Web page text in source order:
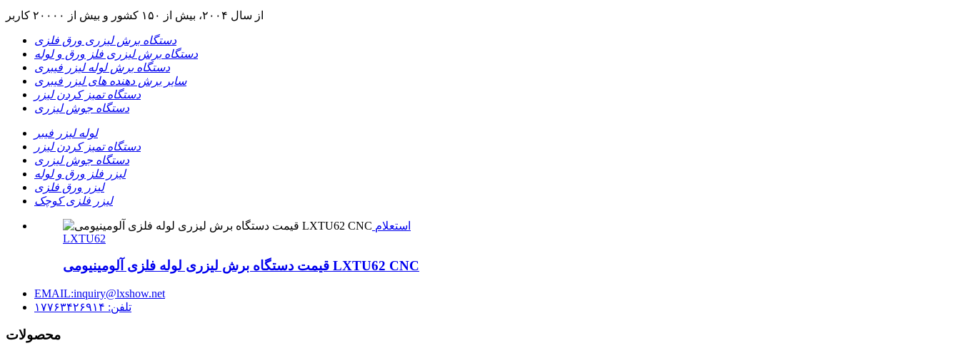
از سال ۲۰۰۴، بیش از ۱۵۰ کشور و بیش از ۲۰۰۰۰ کاربر
دستگاه برش لیزری ورق فلزی
دستگاه برش لیزری فلز ورق و لوله
دستگاه برش لوله لیزر فیبری
سایر برش دهنده های لیزر فیبری
دستگاه تمیز کردن لیزر
دستگاه جوش لیزری
لوله لیزر فیبر
دستگاه تمیز کردن لیزر
دستگاه جوش لیزری
لیزر فلز ورق و لوله
لیزر ورق فلزی
لیزر فلزی کوچک
استعلام
LXTU62
قیمت دستگاه برش لیزری لوله فلزی آلومینیومی LXTU62 CNC
EMAIL:inquiry@lxshow.net
تلفن: ۱۷۷۶۳۴۲۶۹۱۴
محصولات